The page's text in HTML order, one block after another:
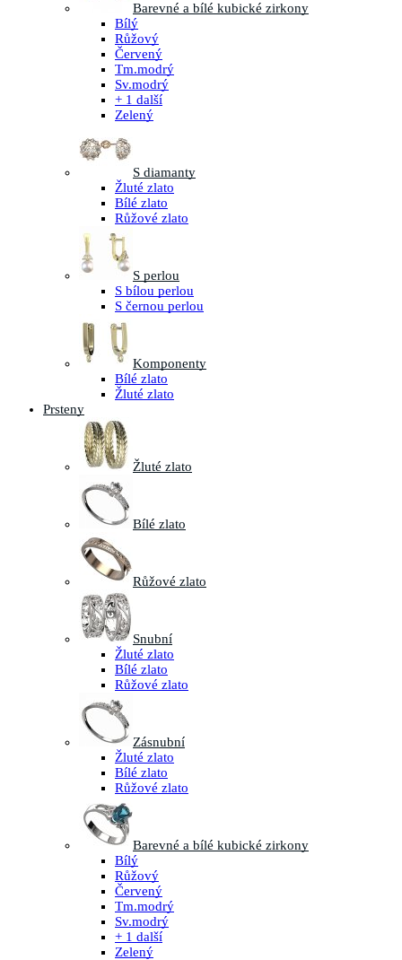
Barevné a bílé kubické zirkony
Bílý
Růžový
Červený
Tm.modrý
Sv.modrý
+ 1 další
Zelený
S diamanty
Žluté zlato
Bílé zlato
Růžové zlato
S perlou
S bílou perlou
S černou perlou
Komponenty
Bílé zlato
Žluté zlato
Prsteny
Žluté zlato
Bílé zlato
Růžové zlato
Snubní
Žluté zlato
Bílé zlato
Růžové zlato
Zásnubní
Žluté zlato
Bílé zlato
Růžové zlato
Barevné a bílé kubické zirkony
Bílý
Růžový
Červený
Tm.modrý
Sv.modrý
+ 1 další
Zelený